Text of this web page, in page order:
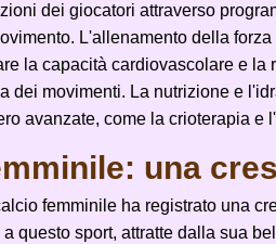
dei giocatori attraverso
L'allenamento della
la capacità cardiovascolare e
dei movimenti. La nutrizione e
avanzate, come la crioterapia
una
femminile ha registrato una
questo sport, attratte dalla sua